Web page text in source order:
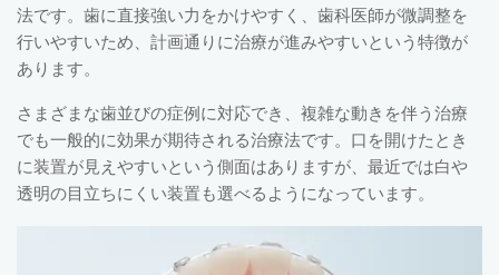
法です。歯に直接強い力をかけやすく、歯科医師が微調整を
行いやすいため、計画通りに治療が進みやすいという特徴が
あります。
さまざまな歯並びの症例に対応でき、複雑な動きを伴う治療
でも一般的に効果が期待される治療法です。口を開けたとき
に装置が見えやすいという側面はありますが、最近では白や
透明の目立ちにくい装置も選べるようになっています。